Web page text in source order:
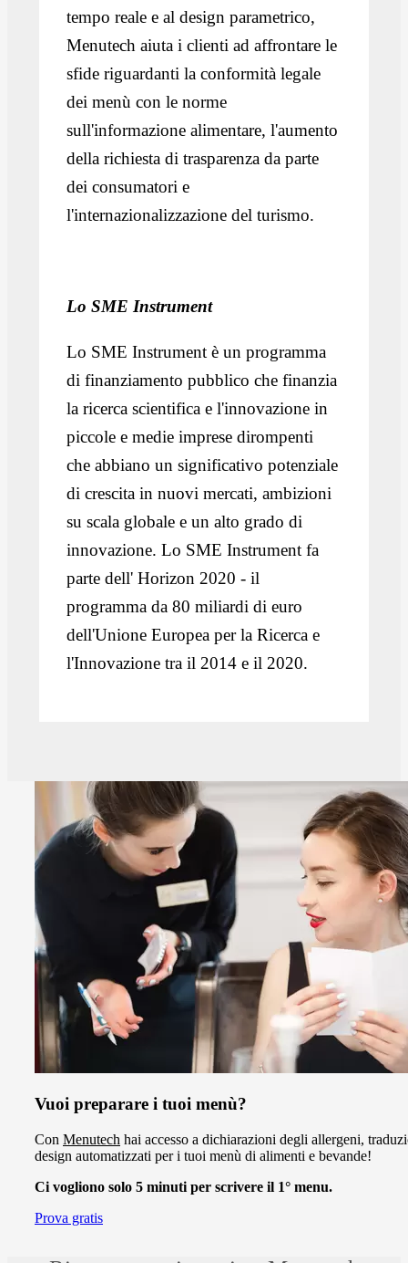
tempo reale e al design parametrico,
Menutech aiuta i clienti ad affrontare le
sfide riguardanti la conformità legale
dei menù con le norme
sull'informazione alimentare, l'aumento
della richiesta di trasparenza da parte
dei consumatori e
l'internazionalizzazione del turismo.
Lo SME Instrument
Lo SME Instrument è un programma
di finanziamento pubblico che finanzia
la ricerca scientifica e l'innovazione in
piccole e medie imprese dirompenti
che abbiano un significativo potenziale
di crescita in nuovi mercati, ambizioni
su scala globale e un alto grado di
innovazione. Lo SME Instrument fa
parte dell' Horizon 2020 - il
programma da 80 miliardi di euro
dell'Unione Europea per la Ricerca e
l'Innovazione tra il 2014 e il 2020.
Vuoi preparare i tuoi menù?
Con Menutech hai accesso a dichiarazioni degli allergeni,
design automatizzati per i tuoi menù di alimenti e bevande!
Ci vogliono solo 5 minuti per scrivere il 1° menu.
Prova gratis